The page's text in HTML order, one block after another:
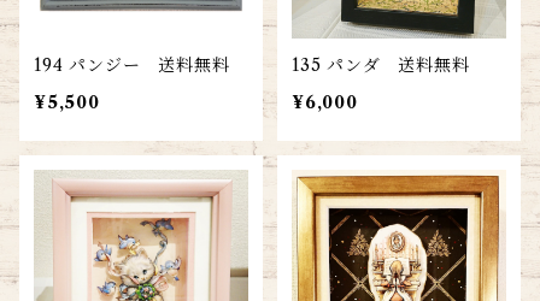
194 パンジー 送料無料
¥5,500
135 パンダ 送料無料
¥6,000